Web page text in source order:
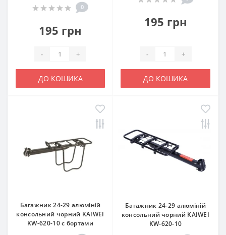
0
195 грн
- +
ДО КОШИКА
195 грн
- +
ДО КОШИКА
Багажник 24-29 алюміній
консольний чорний KAIWEI
KW-620-10 с бортами
Багажник 24-29 алюміній
консольний чорний KAIWEI
KW-620-10